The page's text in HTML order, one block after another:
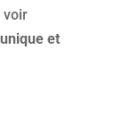
voir
unique et